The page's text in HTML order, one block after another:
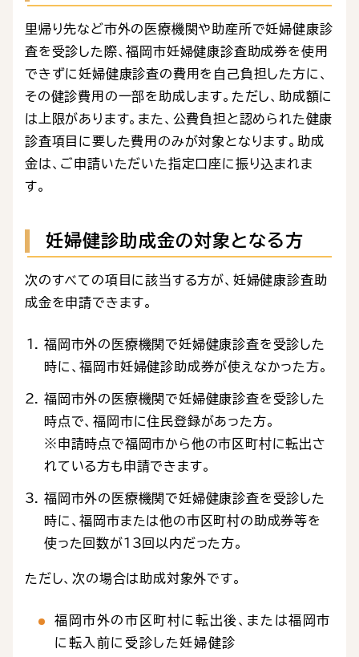
里帰り先など市外の医療機関や助産所で妊婦健康診
査を受診した際、福岡市妊婦健康診査助成券を使用
できずに妊婦健康診査の費用を自己負担した方に、
その健診費用の一部を助成します。ただし、助成額に
は上限があります。また、公費負担と認められた健康
診査項目に要した費用のみが対象となります。助成
金は、ご申請いただいた指定口座に振り込まれま
す。
妊婦健診助成金の対象となる方
次のすべての項目に該当する方が、妊婦健康診査助
成金を申請できます。
福岡市外の医療機関で妊婦健康診査を受診した
時に、福岡市妊婦健診助成券が使えなかった方。
福岡市外の医療機関で妊婦健康診査を受診した
時点で、福岡市に住民登録があった方。
※申請時点で福岡市から他の市区町村に転出さ
れている方も申請できます。
福岡市外の医療機関で妊婦健康診査を受診した
時に、福岡市または他の市区町村の助成券等を
使った回数が13回以内だった方。
ただし、次の場合は助成対象外です。
福岡市外の市区町村に転出後、または福岡市
に転入前に受診した妊婦健診